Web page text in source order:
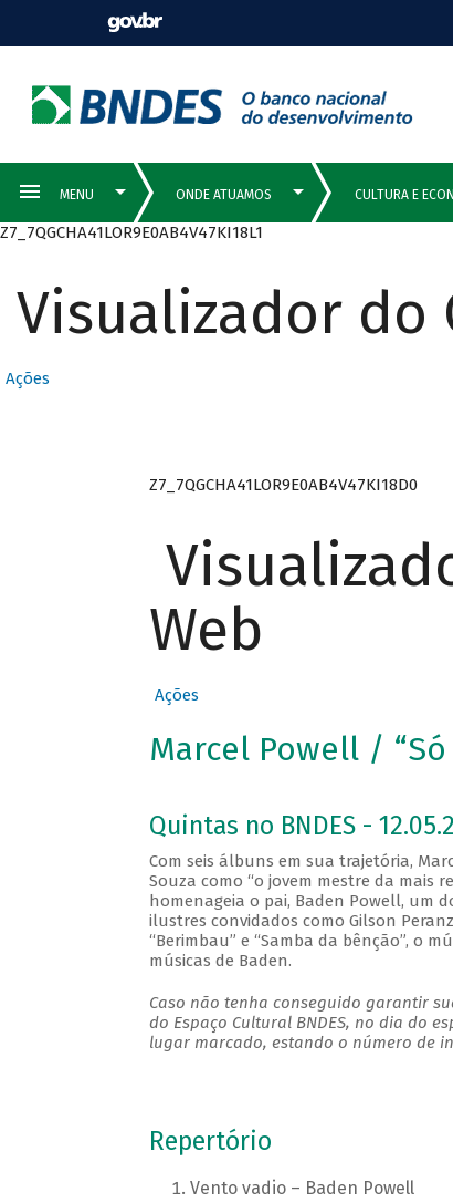
Z7_7QGCHA41LOR9E0AB4V47KI18L1
Visualizador do
Ações
Z7_7QGCHA41LOR9E0AB4V47KI18D0
Web
Ações
Marcel Powell / “Só
Quintas no BNDES -
Com seis álbuns em sua trajetória,
Souza como “o jovem mestre da mais
homenageia o pai, Baden Powell, um
ilustres convidados como Gilson
“Berimbau” e “Samba da bênção”, o
músicas de Baden.
Caso não tenha conseguido garantir
do Espaço Cultural BNDES, no dia do
lugar marcado, estando o número de
Repertório
Vento vadio – Baden Powell